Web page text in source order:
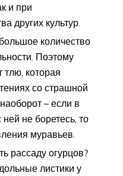
и при
других культур.
количество
Поэтому
тлю, которая
со страшной
– если в
не боретесь, то
муравьев.
рассаду огурцов?
листики у